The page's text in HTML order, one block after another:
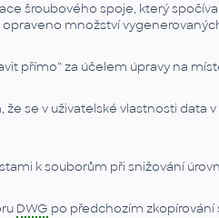
šroubového spoje, který
množství
přímo“ za účelem úpravy na
že se v uživatelské vlastnosti data
k souborům při snižování
DWG po předchozím zkopírování